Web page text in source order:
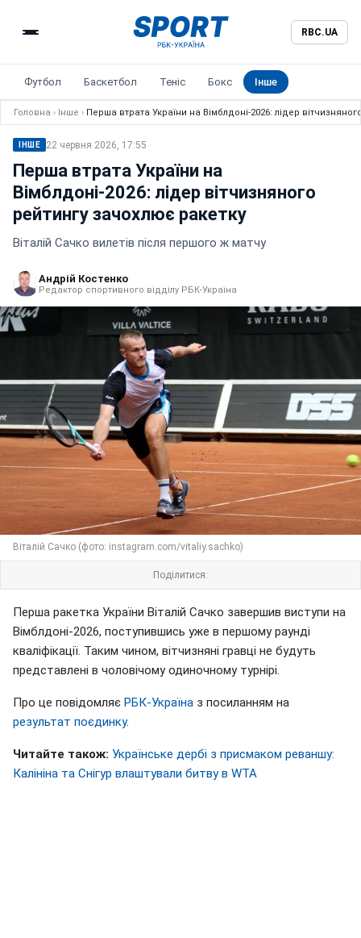
RBC.UA
Футбол Баскетбол Теніс Бокс Інше
Головна › Інше › Перша втрата України на Вімблдоні-2026: лідер
ІНШЕ 22 червня 2026, 17:55
Перша втрата України на
Вімблдоні-2026: лідер вітчизняного
рейтингу зачохлює ракетку
Віталій Сачко вилетів після першого ж матчу
Андрій Костенко
Редактор спортивного відділу РБК-Україна
Віталій Сачко (фото: instagram.com/vitaliy.sachko)
Поділитися:
Перша ракетка України Віталій Сачко завершив виступи на
Вімблдоні-2026, поступившись уже в першому раунді
кваліфікації. Таким чином, вітчизняні гравці не будуть
представлені в чоловічому одиночному турнірі.
Про це повідомляє РБК-Україна з посиланням на
результат поєдинку.
Читайте також: Українське дербі з присмаком реваншу:
Калініна та Снігур влаштували битву в WTA